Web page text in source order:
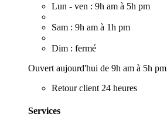
Lun - ven : 9h am à 5h pm
Sam : 9h am à 1h pm
Dim : fermé
Ouvert aujourd'hui de 9h am à 5h pm
Retour client 24 heures
Services